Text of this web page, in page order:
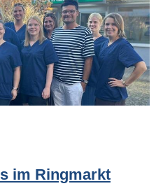
im Ringmarkt